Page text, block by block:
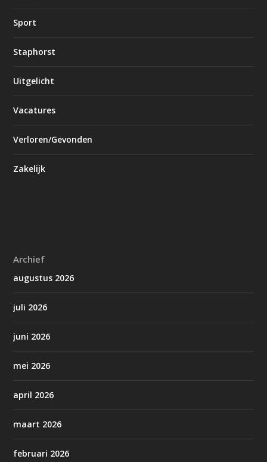
Sport
Staphorst
Uitgelicht
Vacatures
Verloren/Gevonden
Zakelijk
Archief
augustus 2026
juli 2026
juni 2026
mei 2026
april 2026
maart 2026
februari 2026